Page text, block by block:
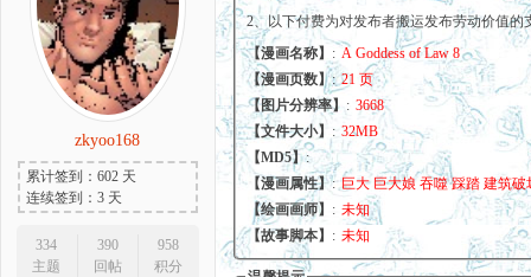
zkyoo168
累计签到：602 天
连续签到：3 天
334
主题
390
回帖
958
积分
2、以下付费为对发布者搬运发布劳动价值的
【漫画名称】 : A Goddess of Law 8
【漫画页数】: 21 页
【图片分辨率】 : 3668
【文件大小】 : 32MB
【MD5】:
【漫画属性】: 巨大 巨大娘 吞噬 踩踏 建筑
【绘画画师】 : 未知
【故事脚本】 : 未知